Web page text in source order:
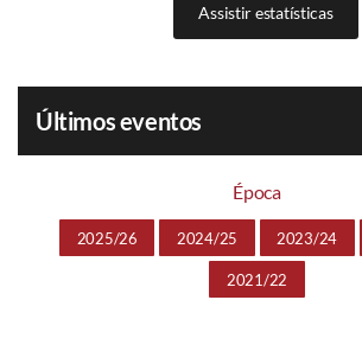
Assistir estatísticas
Últimos eventos
Época
2025/26 2024/25 2023/24
2021/22